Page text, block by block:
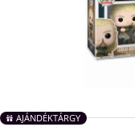
AJÁNDÉKTÁRGY